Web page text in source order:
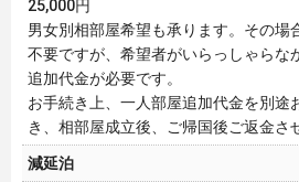
25,000円
男女別相部屋希望も承ります。その場
不要ですが、希望者がいらっしゃらな
追加代金が必要です。
お手続き上、一人部屋追加代金を別途
き、相部屋成立後、ご帰国後ご返金さ
減延泊